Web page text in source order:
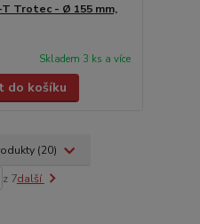
T Trotec - Ø 155 mm,
Skladem 3 ks a více
do košíku
(20)
z 7další